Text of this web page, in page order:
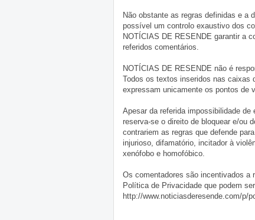
Não obstante as regras definidas e a
possível um controlo exaustivo dos
NOTÍCIAS DE RESENDE garantir a
referidos comentários.
NOTÍCIAS DE RESENDE não é
Todos os textos inseridos nas caixas
expressam unicamente os pontos de
Apesar da referida impossibilidade
reserva-se o direito de bloquear e/ou
contrariem as regras que defende
injurioso, difamatório, incitador à
xenófobo e homofóbico.
Os comentadores são incentivados a
Política de Privacidade que podem
http://www.noticiasderesende.com/p/